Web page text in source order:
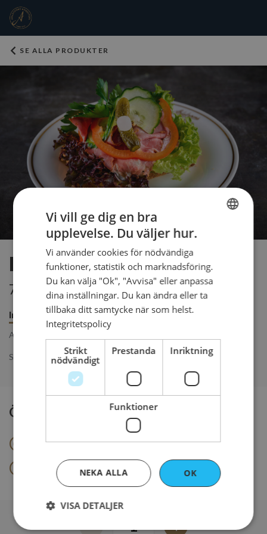
SE ALLA PRODUKTER
Rostbiffsmörgås
78 kr per styck
Innehåll
Beställ senast
Allergener
Sallad, potatissallad, rostbiff, cornichons, syltlök, paprika
Önskas brödet glutenfritt?
Ja - 10 kr
Vi vill ge dig en bra
upplevelse. Du väljer hur.
Vi använder cookies för nödvändiga
funktioner, statistik och marknadsföring.
Du kan välja "Ok", "Avvisa" eller anpassa
dina inställningar. Du kan ändra eller ta
tillbaka ditt samtycke när som helst.
Integritetspolicy
Strikt
nödvändigt
Prestanda Inriktning
Funktioner
OK
NEKA ALLA
VISA DETALJER